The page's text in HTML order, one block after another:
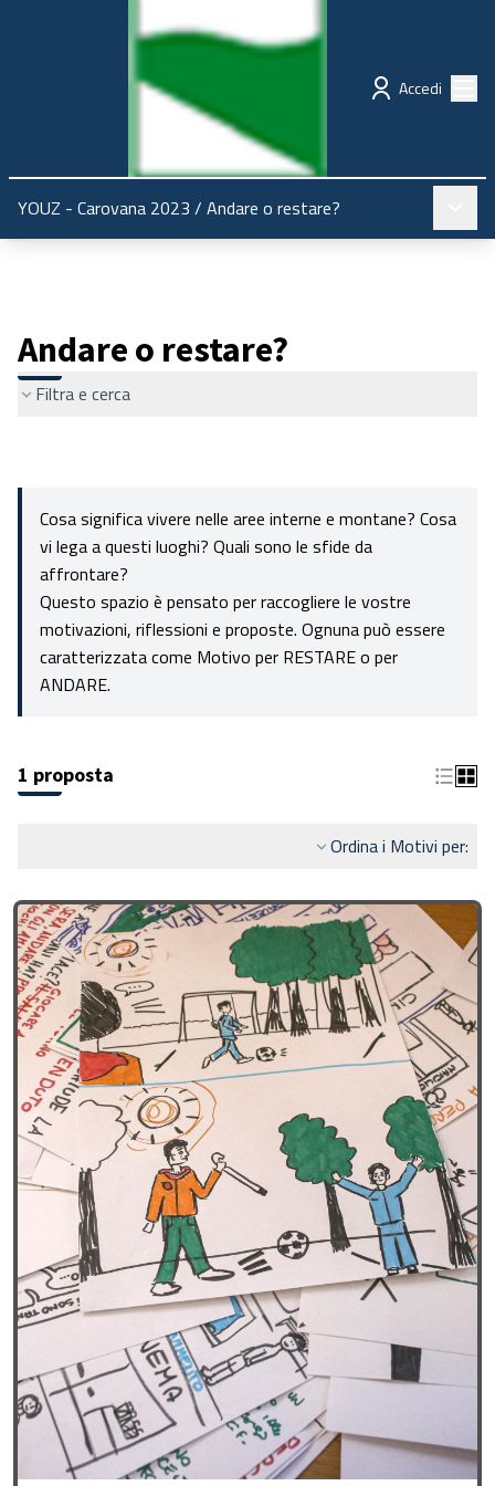
Regione Emilia-Romagna Partecipazione
Accedi
YOUZ - Carovana 2023 / Andare o restare?
Andare o restare?
Filtra e cerca
Cosa significa vivere nelle aree interne e montane? Cosa
vi lega a questi luoghi? Quali sono le sfide da
affrontare?
Questo spazio è pensato per raccogliere le vostre
motivazioni, riflessioni e proposte. Ognuna può essere
caratterizzata come Motivo per RESTARE o per
ANDARE.
1 proposta
Ordina i Motivi per: